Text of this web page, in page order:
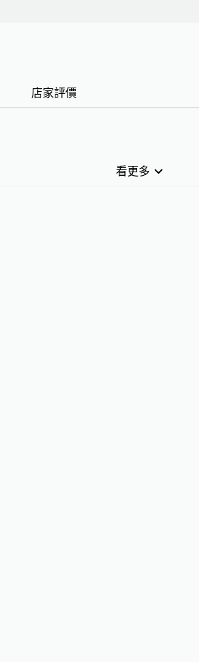
店家評價
看更多